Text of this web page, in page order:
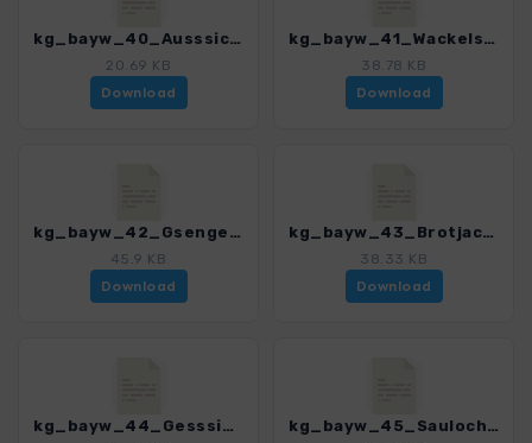
kg_bayw_40_Ausssichtsturm_Kadernberg_3189_1.gpx
20.69 KB
Download
kg_bayw_41_Wackelstein_3189_1.gpx
38.78 KB
Download
kg_bayw_42_Gsengetstein_3189_1.gpx
45.9 KB
Download
kg_bayw_43_Brotjacklriegel_3189_1.gpx
38.33 KB
Download
kg_bayw_44_Gesssinger Stein und Koenigstein_3189_1.gpx kg_bayw_45_Sauloch_3189_1.gpx